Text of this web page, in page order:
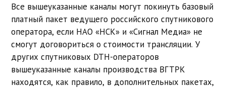
Все вышеуказанные каналы могут покинуть базовый
платный пакет ведущего российского спутникового
оператора, если НАО «НСК» и «Сигнал Медиа» не
смогут договориться о стоимости трансляции. У
других спутниковых DTH-операторов
вышеуказанные каналы производства ВГТРК
находятся, как правило, в дополнительных пакетах,